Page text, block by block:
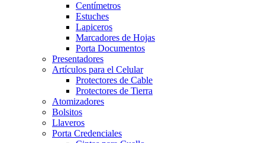
Centímetros
Estuches
Lapiceros
Marcadores de Hojas
Porta Documentos
Presentadores
Artículos para el Celular
Protectores de Cable
Protectores de Tierra
Atomizadores
Bolsitos
Llaveros
Porta Credenciales